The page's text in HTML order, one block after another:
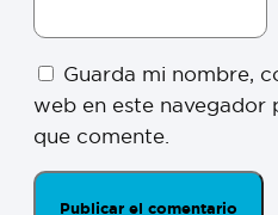
Guarda mi nombre,
web en este navegador
que comente.